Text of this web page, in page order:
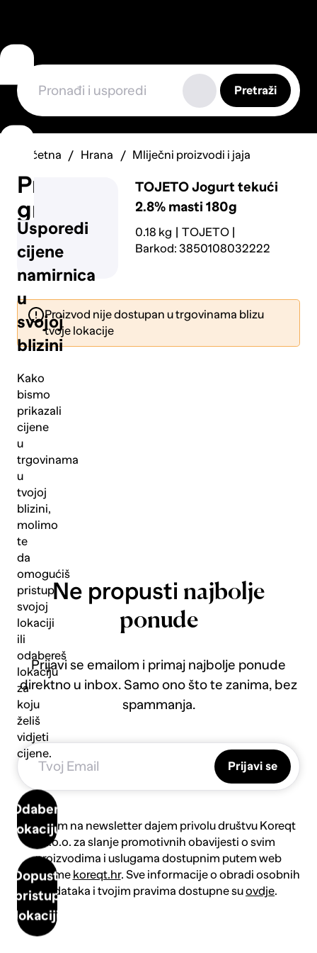
Usporedi
cijene
namirnica
u
svojoj
blizini
Kako
bismo
prikazali
cijene
u
trgovinama
u
tvojoj
blizini,
molimo
te
da
omogućiš
pristup
svojoj
lokaciji
ili
odabereš
lokaciju
za
koju
želiš
vidjeti
cijene.
Odaberi
lokaciju
Dopusti
pristup
lokaciji
Prijavi
grešku
Pošalji
Pretraži
Početna Hrana Mliječni proizvodi i jaja
TOJETOJogurt tekući
2.8% masti 180g
0.18 kg
TOJETO
Barkod: 3850108032222
Proizvod nije dostupan u trgovinama blizu
tvoje lokacije
Ne propusti najbolje
ponude
Prijavi se emailom i primaj najbolje ponude
direktno u inbox. Samo ono što te zanima, bez
spammanja.
Prijavi se
Prijavom na newsletter dajem privolu društvu Koreqt
d.o.o. za slanje promotivnih obavijesti o svim
proizvodima i uslugama dostupnim putem web
platforme koreqt.hr. Sve informacije o obradi osobnih
podataka i tvojim pravima dostupne suovdje.